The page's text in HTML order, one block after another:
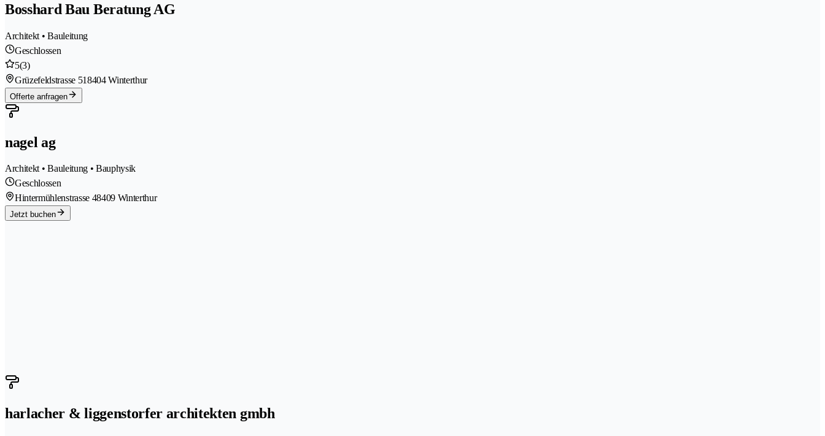
Bosshard Bau Beratung AG
Architekt • Bauleitung
Geschlossen
5(3)
Grüzefeldstrasse 518404 Winterthur
Offerte anfragen
nagel ag
Architekt • Bauleitung • Bauphysik
Geschlossen
Hintermühlenstrasse 48409 Winterthur
Jetzt buchen
harlacher & liggenstorfer architekten gmbh